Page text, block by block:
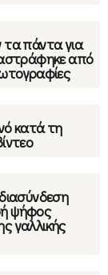
τα πάντα για
από
κατά τη
ψήφος
γαλλικής